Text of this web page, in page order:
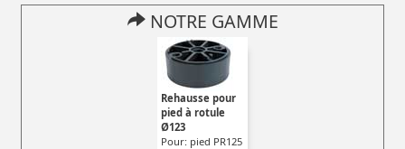
NOTRE GAMME
Rehausse pour
pied à rotule
Ø123
Pour: pied PR125